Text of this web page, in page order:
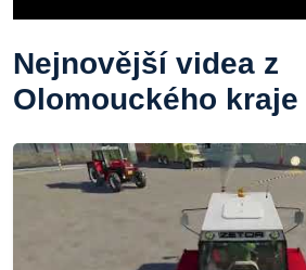
Nejnovější videa z
Olomouckého kraje